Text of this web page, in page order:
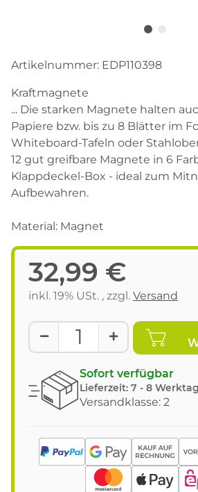
Artikelnummer: EDP110398
Kraftmagnete
... Die starken Magnete halten
Papiere bzw. bis zu 8 Blätter im
Whiteboard-Tafeln oder
12 gut greifbare Magnete in 6
Klappdeckel-Box - ideal zum
Aufbewahren.
Material: Magnet
32,99 €
inkl. 19% USt. , zzgl. Versand
Sofort verfügbar
Lieferzeit: 7 - 8
Versandklasse: 2